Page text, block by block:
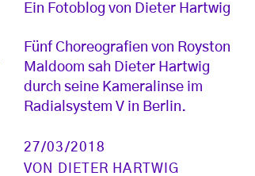
Ein Fotoblog von Dieter Hartwig
Fünf Choreografien von Royston
Maldoom sah Dieter Hartwig
durch seine Kameralinse im
Radialsystem V in Berlin.
27/03/2018
VON
DIETER HARTWIG